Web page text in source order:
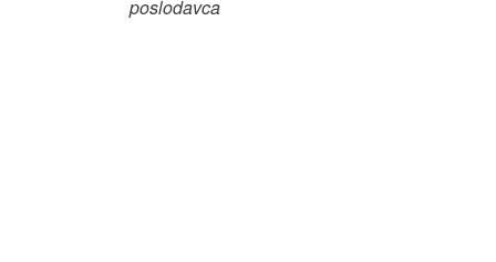
poslodavca